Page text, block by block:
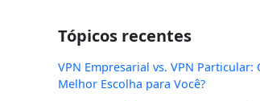
Tópicos recentes
VPN Empresarial vs. VPN Particular:
Melhor Escolha para Você?